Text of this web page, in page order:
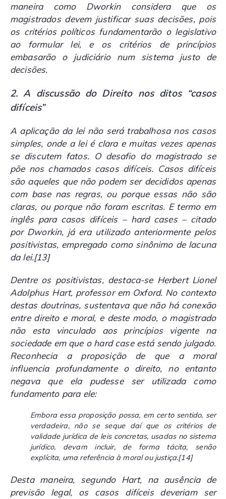
maneira como Dworkin considera que os
magistrados devem justificar suas decisões, pois
os critérios políticos fundamentarão o legislativo
ao formular lei, e os critérios de princípios
embasarão o judiciário num sistema justo de
decisões.
2. A discussão do Direito nos ditos “casos
difíceis”
A aplicação da lei não será trabalhosa nos casos
simples, onde a lei é clara e muitas vezes apenas
se discutem fatos. O desafio do magistrado se
põe nos chamados casos difíceis. Casos difíceis
são aqueles que não podem ser decididos apenas
com base nas regras, ou porque essas não são
claras, ou porque não foram escritas. E termo em
inglês para casos difíceis – hard cases– citado
por Dworkin, já era utilizado anteriormente pelos
positivistas, empregado como sinônimo de lacuna
da lei.[13]
Dentre os positivistas, destaca-se Herbert Lionel
Adolphus Hart, professor em Oxford. No contexto
destas doutrinas, sustentava que não há conexão
entre direito e moral, e deste modo, o magistrado
não esta vinculado aos princípios vigente na
sociedade em que o hard caseestá sendo julgado.
Reconhecia a proposição de que a moral
influencia profundamente o direito, no entanto
negava que ela pudesse ser utilizada como
fundamento para ele:
Embora essa proposição possa, em certo sentido, ser
verdadeira, não se seque daí que os critérios de
validade jurídica de leis concretas, usadas no sistema
jurídico, devam incluir, de forma tácita, senão
explícita, uma referência à moral ou justiça.[14]
Desta maneira, segundo Hart, na ausência de
previsão legal, os casos difíceis deveriam ser